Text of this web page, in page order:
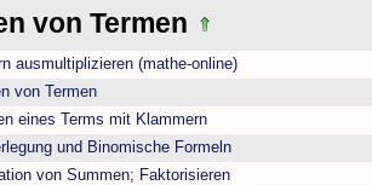
von Termen
ausmultiplizieren (mathe-online)
von Termen
eines Terms mit Klammern
und Binomische Formeln
von Summen; Faktorisieren